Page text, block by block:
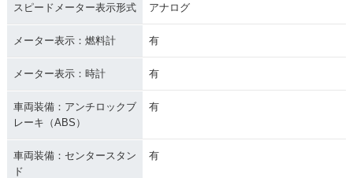
スピードメーター表示形式 アナログ
メーター表示：燃料計 有
メーター表示：時計 有
車両装備：アンチロックブ
レーキ（ABS）
有
車両装備：センタースタン
ド
有